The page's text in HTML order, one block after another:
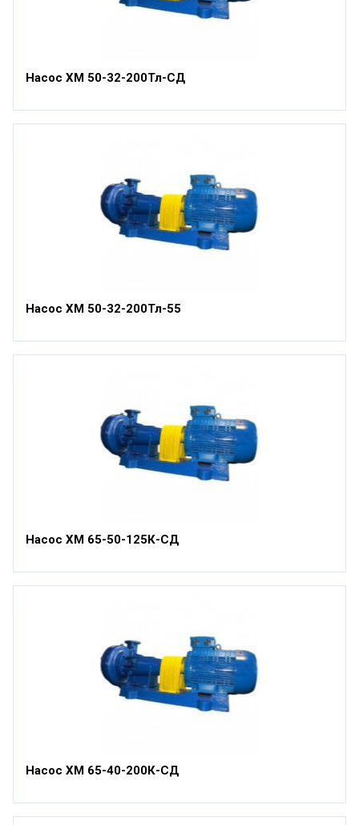
Насос ХМ 50-32-200Тл-СД
Насос ХМ 50-32-200Тл-55
Насос ХМ 65-50-125К-СД
Насос ХМ 65-40-200К-СД